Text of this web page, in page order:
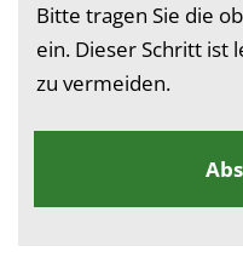
Bitte tragen Sie die
ein. Dieser Schritt ist
zu vermeiden.